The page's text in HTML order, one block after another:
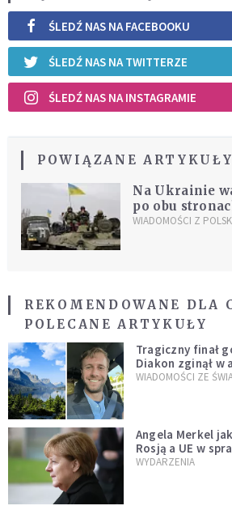
ŚLEDŹ NAS NA FACEBOOKU
ŚLEDŹ NAS NA TWITTERZE
ŚLEDŹ NAS NA INSTAGRAMIE
POWIĄZANE ARTYKUŁY
Na Ukrainie
po obu
WIADOMOŚCI Z
REKOMENDOWANE DLA
POLECANE ARTYKUŁY
Tragiczny finał
Diakon zginął
WIADOMOŚCI ZE
Angela Merkel
Rosją a UE w
WYDARZENIA